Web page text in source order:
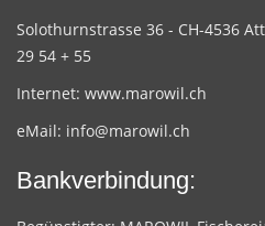
Solothurnstrasse 36 - CH-4536
29 54 + 55
Internet: www.marowil.ch
eMail: info@marowil.ch
Bankverbindung: